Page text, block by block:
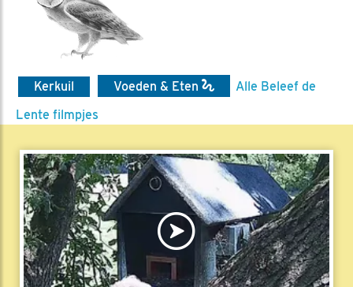
Kerkuil Voeden & Eten
Alle Beleef de
Lente filmpjes